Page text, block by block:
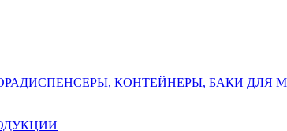
ДИСПЕНСЕРЫ, КОНТЕЙНЕРЫ, БАКИ ДЛЯ